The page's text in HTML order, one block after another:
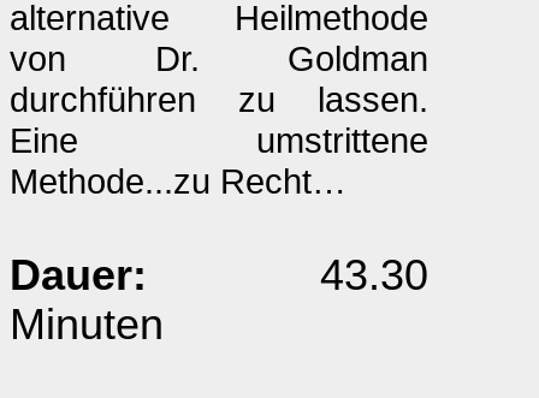
alternative Heilmethode
von Dr. Goldman
durchführen zu lassen.
Eine umstrittene
Methode...zu Recht…
Dauer: 43.30
Minuten